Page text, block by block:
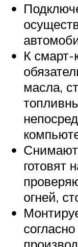
К смарт-
масла,
Снимают
готовят
огней,